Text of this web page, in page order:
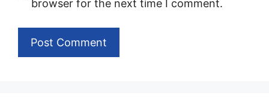
browser for the next time I comment.